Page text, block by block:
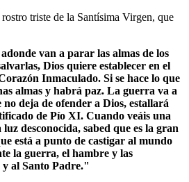
triste de la Santísima Virgen, que
van a parar las almas de los
Dios quiere establecer en el
Inmaculado. Si se hace lo que
almas y habrá paz. La guerra va a
deja de ofender a Dios, estallará
de Pío XI. Cuando veáis una
desconocida, sabed que es la gran
está a punto de castigar al mundo
la guerra, el hambre y las
y al Santo Padre."